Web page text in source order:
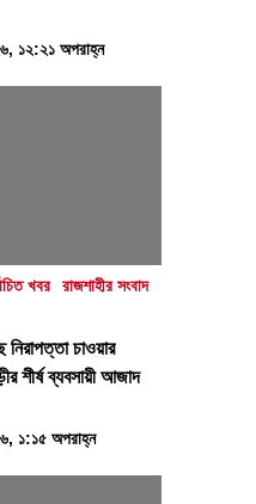
১২:২১ অপরাহ্ন
খবর
রাজশাহীর সংবাদ
নিরাপত্তা চাওয়ার
শীর্ষ ব্যবসায়ী আজাদ
১:১৫ অপরাহ্ন